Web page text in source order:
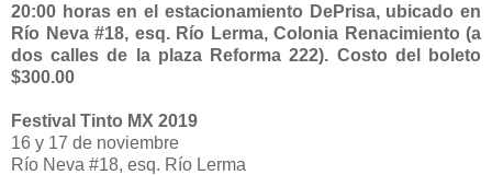
20:00 horas en el estacionamiento DePrisa, ubicado en
Río Neva #18, esq. Río Lerma, Colonia Renacimiento (a
dos calles de la plaza Reforma 222). Costo del boleto
$300.00
Festival Tinto MX 2019
16 y 17 de noviembre
Río Neva #18, esq. Río Lerma